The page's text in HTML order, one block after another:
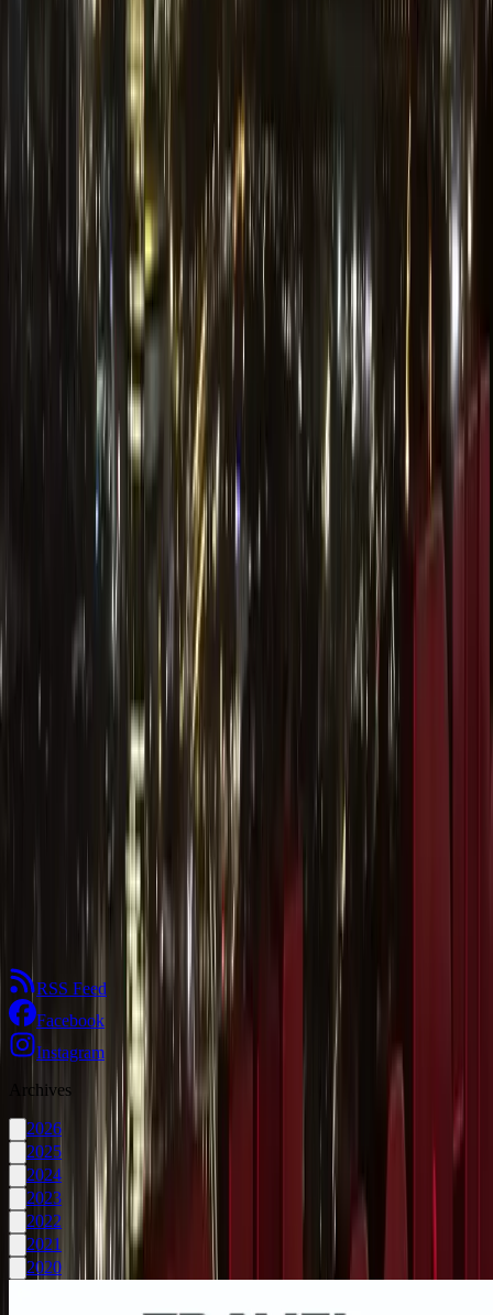
El Puente de Vizcaya
[ES] La estructura del puente es de hierro. Su altura es de 61 metros
y tiene una longitud de 160 metros. La razón de su construcción fue
para permitir los barcos navegar por la ría de Bilbao. La idea parece
obvia, pero el Puente de Vizcaya fue el primer puente de este tipo en
El puente funciona todavía. Para mí, es una atracción turística. Pero
para los habitantes de Portugalete y Getxo, es un modo de transporte
habitual, como un bus o un tren. Los billetes son muy baratos,
menos de un Euro.
[EN] The structure is made of steel. It is 61 meters high and 160m
long. The reason for such a construction was to allow ships to reach
Bilbao. Seems obvious, but the Bridge of Vizcaya was the first of
such type in the world.
[ES] Como le gusta la ciudad? Voy a continuar mis paseos por
[EN] How do you like the city? I am going to write some more on
my Bilbao walks.
spain
spanish
photography
puentedevizcaya
Klub Włóczykijów
Góry i ciekawe miejsca
RSS Feed
Facebook
Instagram
Archives
2026
2025
2024
2023
2022
2021
2020